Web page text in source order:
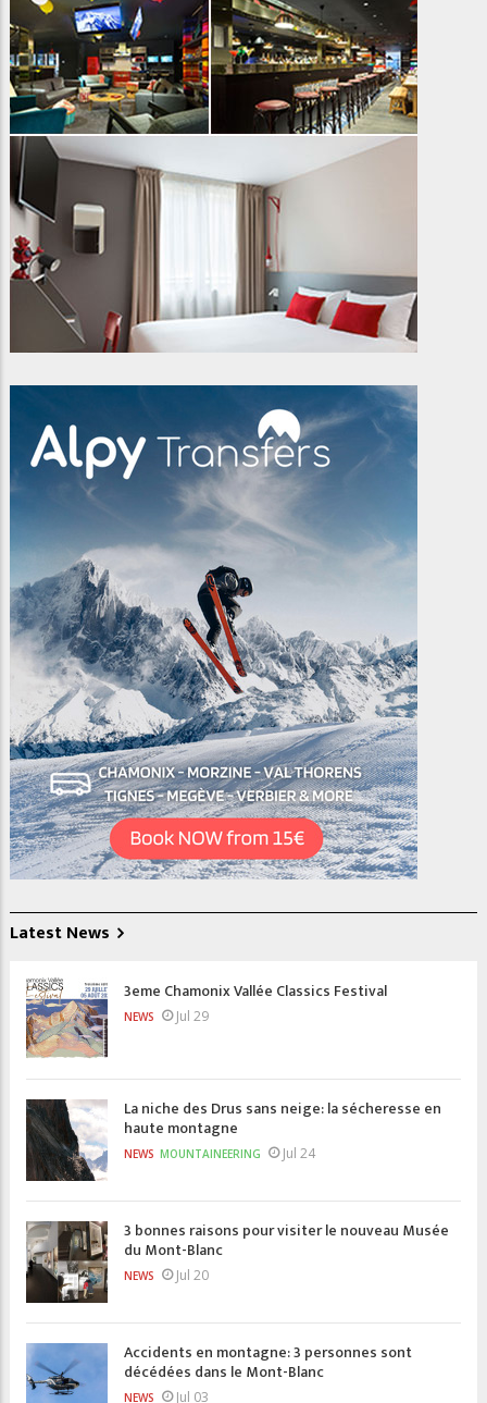
Latest News
3eme Chamonix Vallée Classics Festival
NEWS Jul 29
La niche des Drus sans neige: la sécheresse en
haute montagne
NEWS MOUNTAINEERING Jul 24
3 bonnes raisons pour visiter le nouveau Musée
du Mont-Blanc
NEWS Jul 20
Accidents en montagne: 3 personnes sont
décédées dans le Mont-Blanc
NEWS Jul 03